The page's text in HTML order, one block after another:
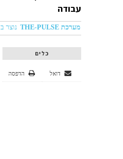
עבודה
מערכת THE-PULSE נוצר ב 03.05.2017 04:05
כלים
הדפסה דואל